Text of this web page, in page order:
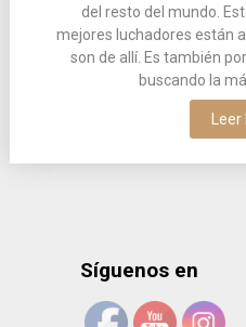
del resto del mundo.
mejores luchadores están
son de allí. Es también
buscando la
Síguenos en